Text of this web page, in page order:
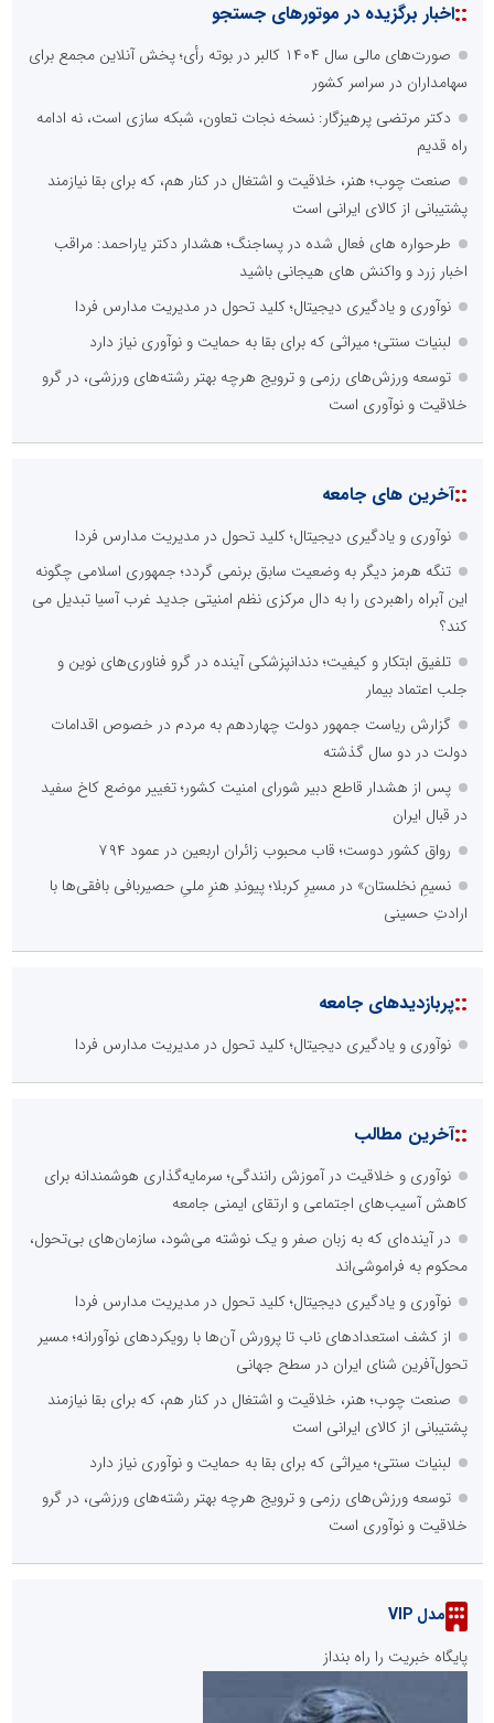
::اخبار برگزیده در موتورهای جستجو
صورت‌های مالی سال ۱۴۰۴ کالبر در بوته رأی؛ پخش آنلاین مجمع برای
سهامداران در سراسر کشور
دکتر مرتضی پرهیزگار: نسخه نجات تعاون، شبکه سازی است، نه ادامه
راه قدیم
صنعت چوب؛ هنر، خلاقیت و اشتغال در کنار هم، که برای بقا نیازمند
پشتیبانی از کالای ایرانی است
طرحواره های فعال شده در پساجنگ؛ هشدار دکتر یاراحمد: مراقب
اخبار زرد و واکنش های هیجانی باشید
نوآوری و یادگیری دیجیتال؛ کلید تحول در مدیریت مدارس فردا
لبنیات سنتی؛ میراثی که برای بقا به حمایت و نوآوری نیاز دارد
توسعه ورزش‌های رزمی و ترویج هرچه بهتر رشته‌های ورزشی، در گرو
خلاقیت و نوآوری است
::آخرین های جامعه
نوآوری و یادگیری دیجیتال؛ کلید تحول در مدیریت مدارس فردا
تنگه هرمز دیگر به وضعیت سابق برنمی گردد؛ جمهوری اسلامی چگونه
این آبراه راهبردی را به دال مرکزی نظم امنیتی جدید غرب آسیا تبدیل می
کند؟
تلفیق ابتکار و کیفیت؛ دندانپزشکی آینده در گرو فناوری‌های نوین و
جلب اعتماد بیمار
گزارش ریاست جمهور دولت چهاردهم به مردم در خصوص اقدامات
دولت در دو سال گذشته
پس از هشدار قاطع دبیر شورای امنیت کشور؛ تغییر موضع کاخ سفید
در قبال ایران
رواق کشور دوست؛ قاب محبوب زائران اربعین در عمود ۷۹۴
نسیمِ نخلستان» در مسیرِ کربلا؛ پیوندِ هنرِ ملیِ حصیربافی بافقی‌ها با
ارادتِ حسینی
::پربازدیدهای جامعه
نوآوری و یادگیری دیجیتال؛ کلید تحول در مدیریت مدارس فردا
::آخرین مطالب
نوآوری و خلاقیت در آموزش رانندگی؛ سرمایه‌گذاری هوشمندانه برای
کاهش آسیب‌های اجتماعی و ارتقای ایمنی جامعه
در آینده‌ای که به زبان صفر و یک نوشته می‌شود، سازمان‌های بی‌تحول،
محکوم به فراموشی‌اند
نوآوری و یادگیری دیجیتال؛ کلید تحول در مدیریت مدارس فردا
از کشف استعدادهای ناب تا پرورش آن‌ها با رویکردهای نوآورانه؛ مسیر
تحول‌آفرین شنای ایران در سطح جهانی
صنعت چوب؛ هنر، خلاقیت و اشتغال در کنار هم، که برای بقا نیازمند
پشتیبانی از کالای ایرانی است
لبنیات سنتی؛ میراثی که برای بقا به حمایت و نوآوری نیاز دارد
توسعه ورزش‌های رزمی و ترویج هرچه بهتر رشته‌های ورزشی، در گرو
خلاقیت و نوآوری است
مدل VIP
پایگاه خبریت را راه بنداز